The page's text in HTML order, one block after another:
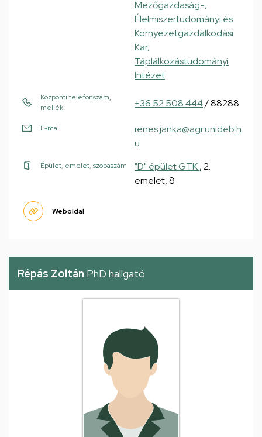
Mezőgazdaság-,
Élelmiszertudományi és
Környezetgazdálkodási
Kar,
Táplálkozástudományi
Intézet
Központi telefonszám,
mellék
+36 52 508 444/ 88288
E-mail
renes.janka@agr.unideb.h
u
Épület, emelet, szobaszám "D" épület GTK, 2.
emelet, 8
Weboldal
Répás Zoltán PhD hallgató